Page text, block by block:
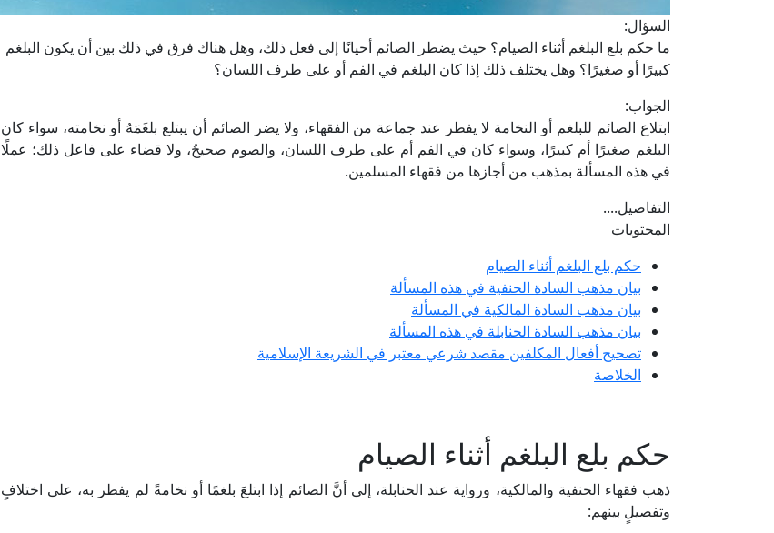
السؤال:
ما حكم بلع البلغم أثناء الصيام؟ حيث يضطر الصائم أحيانًا إلى فعل ذلك، وهل هناك فرق في ذلك بين أن يكون البلغم
كبيرًا أو صغيرًا؟ وهل يختلف ذلك إذا كان البلغم في الفم أو على طرف اللسان؟
الجواب:
ابتلاع الصائم للبلغم أو النخامة لا يفطر عند جماعة من الفقهاء، ولا يضر الصائم أن يبتلع بلغَمَهُ أو نخامته، سواء كان
البلغم صغيرًا أم كبيرًا، وسواء كان في الفم أم على طرف اللسان، والصوم صحيحٌ، ولا قضاء على فاعل ذلك؛ عملًا
في هذه المسألة بمذهب من أجازها من فقهاء المسلمين.
التفاصيل....
المحتويات
حكم بلع البلغم أثناء الصيام
بيان مذهب السادة الحنفية في هذه المسألة
بيان مذهب السادة المالكية في المسألة
بيان مذهب السادة الحنابلة في هذه المسألة
تصحيح أفعال المكلفين مقصد شرعي معتبر في الشريعة الإسلامية
الخلاصة
حكم بلع البلغم أثناء الصيام
ذهب فقهاء الحنفية والمالكية، ورواية عند الحنابلة، إلى أنَّ الصائم إذا ابتلعَ بلغمًا أو نخامةً لم يفطر به، على اختلافٍ
وتفصيلٍ بينهم: